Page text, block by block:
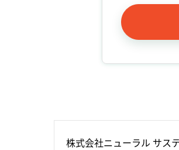
株式会社ニューラル サス